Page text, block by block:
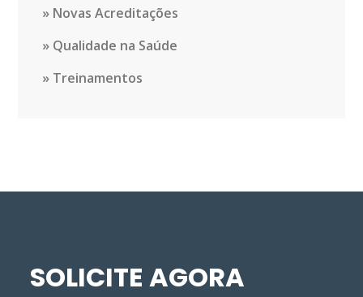
Novas Acreditações
Qualidade na Saúde
Treinamentos
SOLICITE AGORA